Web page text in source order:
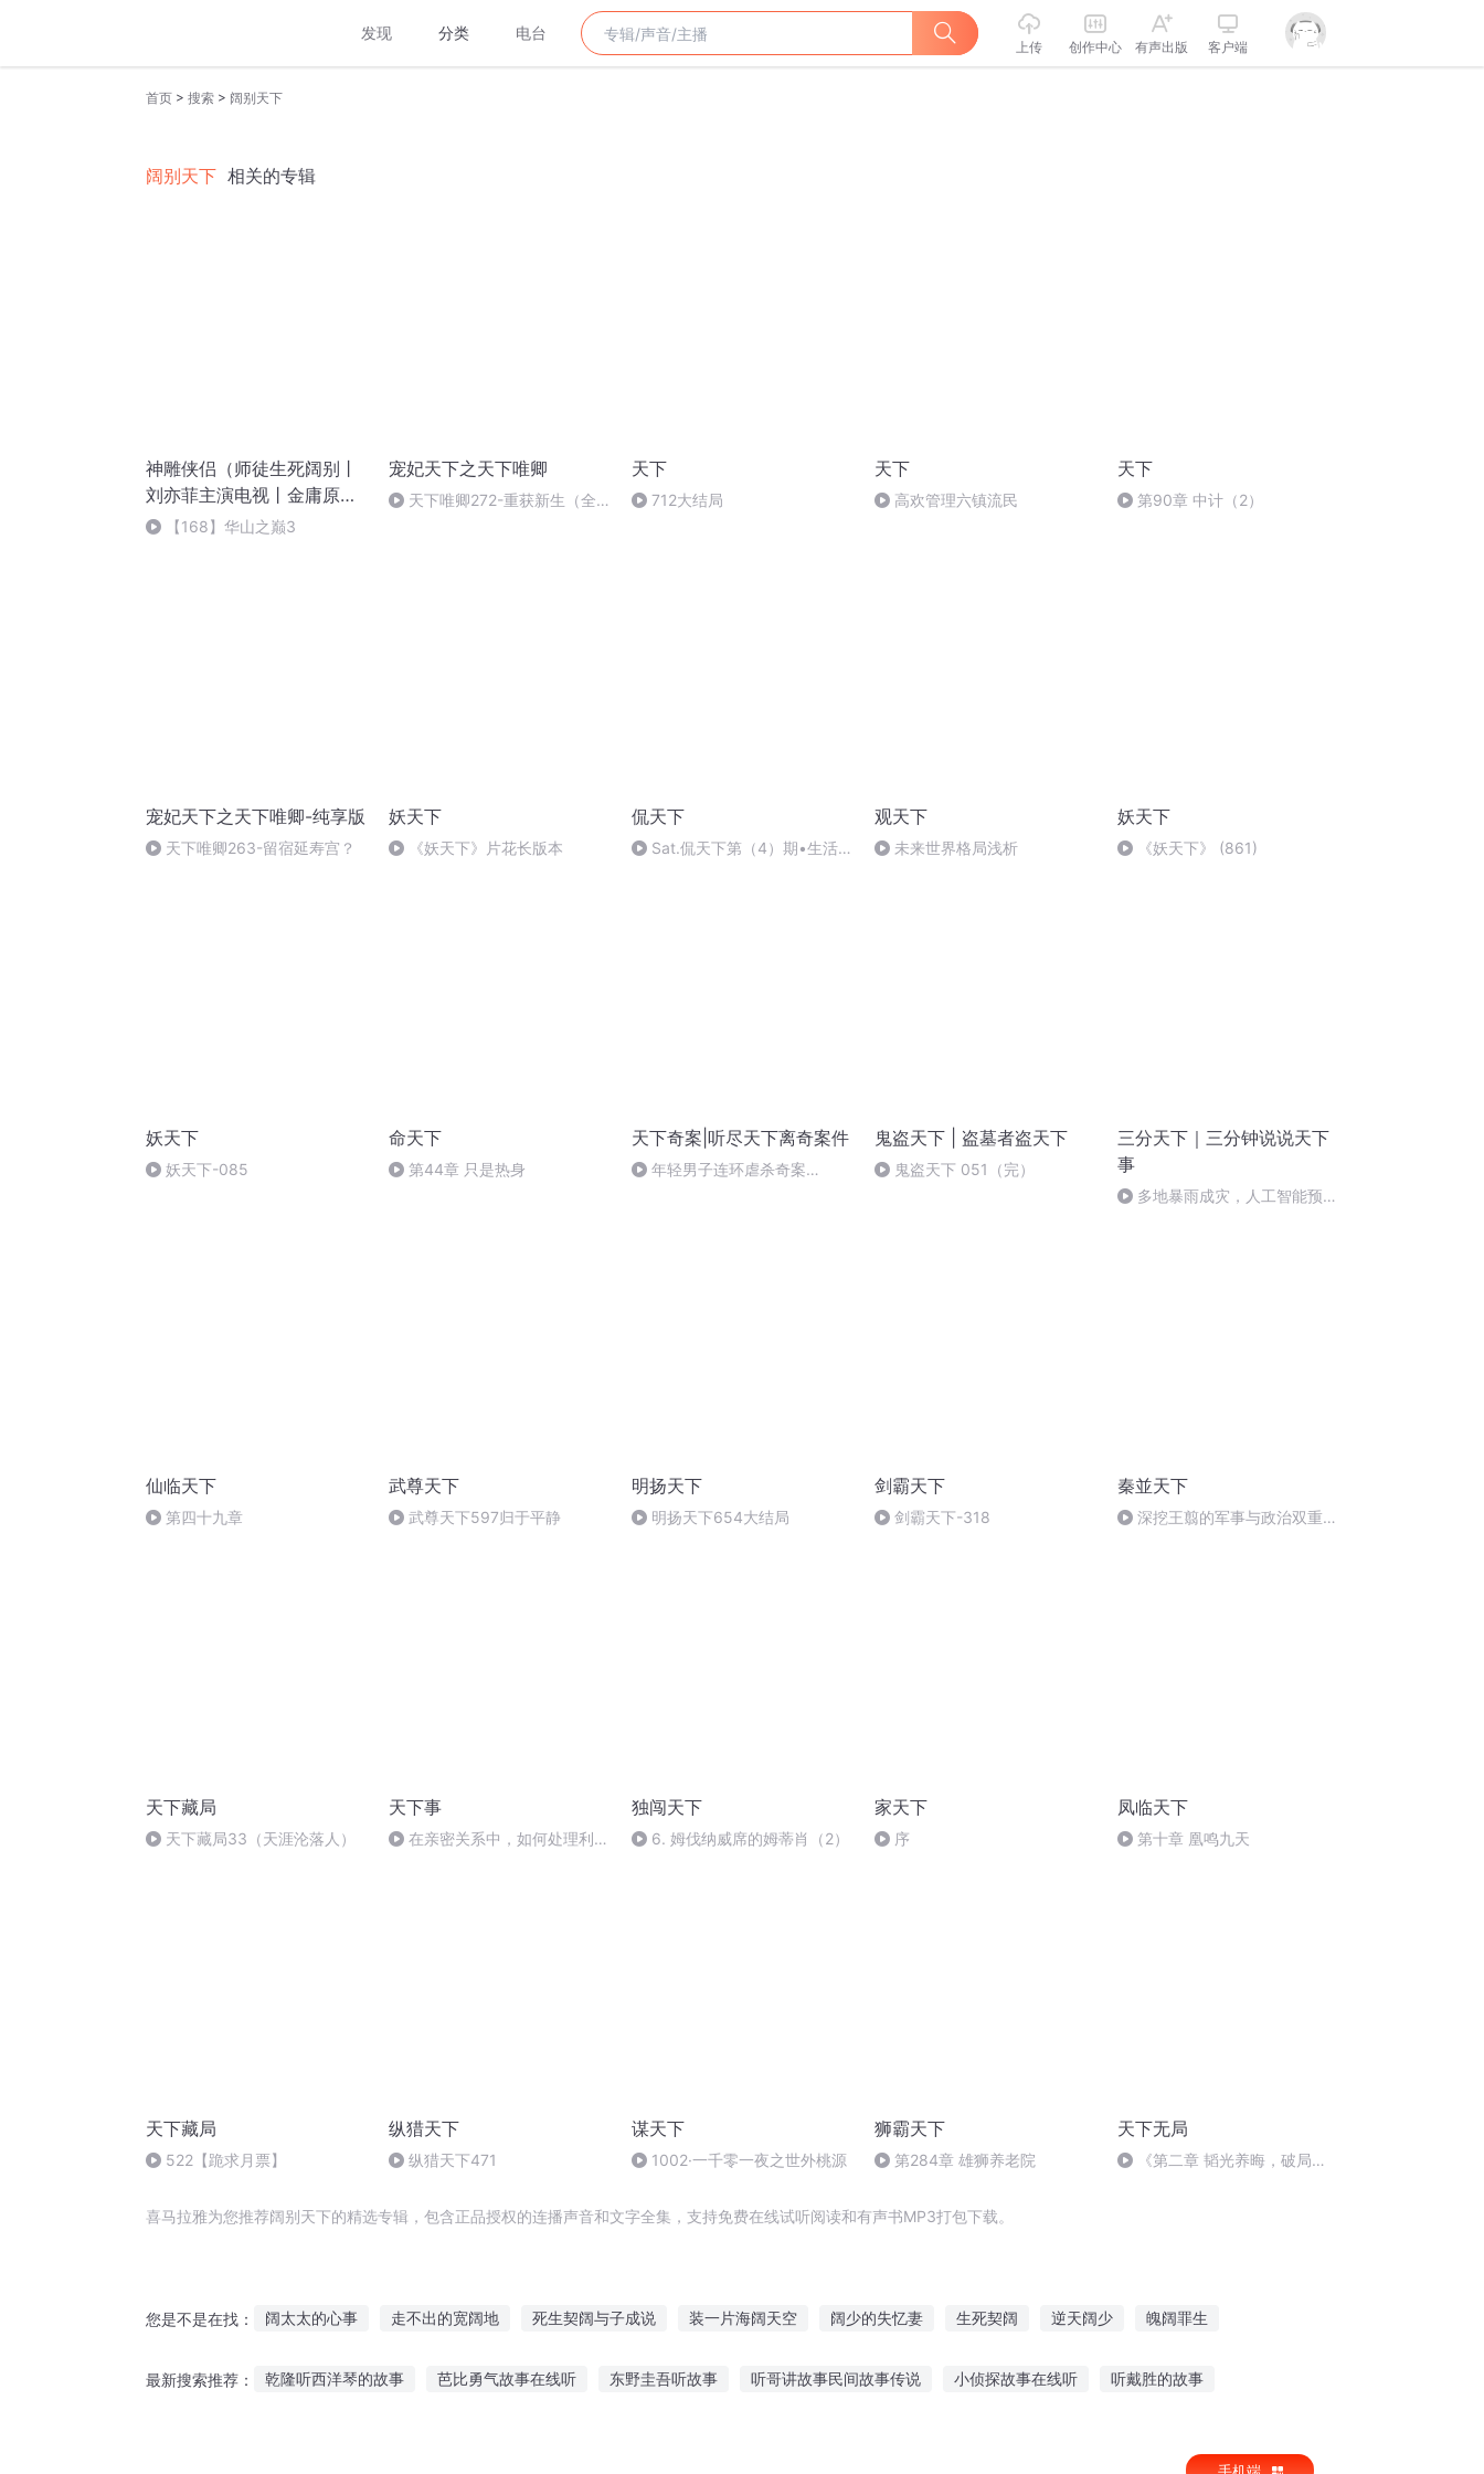
发现 分类 电台
上传 创作中心 有声出版 客户端
首页 > 搜索 > 阔别天下
阔别天下 相关的专辑
神雕侠侣（师徒生死阔别丨
刘亦菲主演电视丨金庸原
著）【168】华山之巅3
宠妃天下之天下唯卿
天下唯卿272-重获新生（全
天下
712大结局
天下
高欢管理六镇流民
天下
第90章 中计（2）
宠妃天下之天下唯卿-纯享版
天下唯卿263-留宿延寿宫？
妖天下
《妖天下》片花长版本
侃天下
Sat.侃天下第（4）期•生活
观天下
未来世界格局浅析
妖天下
《妖天下》 (861)
妖天下
妖天下-085
命天下
第44章 只是热身
天下奇案|听尽天下离奇案件
年轻男子连环虐杀奇案
鬼盗天下 | 盗墓者盗天下
鬼盗天下 051（完）
三分天下｜三分钟说说天下
事
多地暴雨成灾，人工智能预测
仙临天下
第四十九章
武尊天下
武尊天下597归于平静
明扬天下
明扬天下654大结局
剑霸天下
剑霸天下-318
秦並天下
深挖王翦的军事与政治双重智
天下藏局
天下藏局33（天涯沦落人）
天下事
在亲密关系中，如何处理利益
独闯天下
6. 姆伐纳威席的姆蒂肖（2）
家天下
序
凤临天下
第十章 凰鸣九天
天下藏局
522【跪求月票】
纵猎天下
纵猎天下471
谋天下
1002·一千零一夜之世外桃源
狮霸天下
第284章 雄狮养老院
天下无局
《第二章 韬光养晦，破局高
喜马拉雅为您推荐阔别天下的精选专辑，包含正品授权的连播声音和文字全集，支持免费在线试听阅读和有声书MP3打包下载。
您是不是在找： 阔太太的心事 走不出的宽阔地 死生契阔与子成说 装一片海阔天空 阔少的失忆妻 生死契阔 逆天阔少 魄阔罪生
最新搜索推荐： 乾隆听西洋琴的故事 芭比勇气故事在线听 东野圭吾听故事 听哥讲故事民间故事传说 小侦探故事在线听 听戴胜的故事